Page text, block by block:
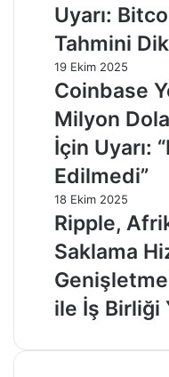
Uyarı:
Tahmini
19 Ekim 2025
Coinbase
Milyon
İçin Uyarı:
Edilmedi”
18 Ekim 2025
Ripple,
Saklama
ile İş Birliği